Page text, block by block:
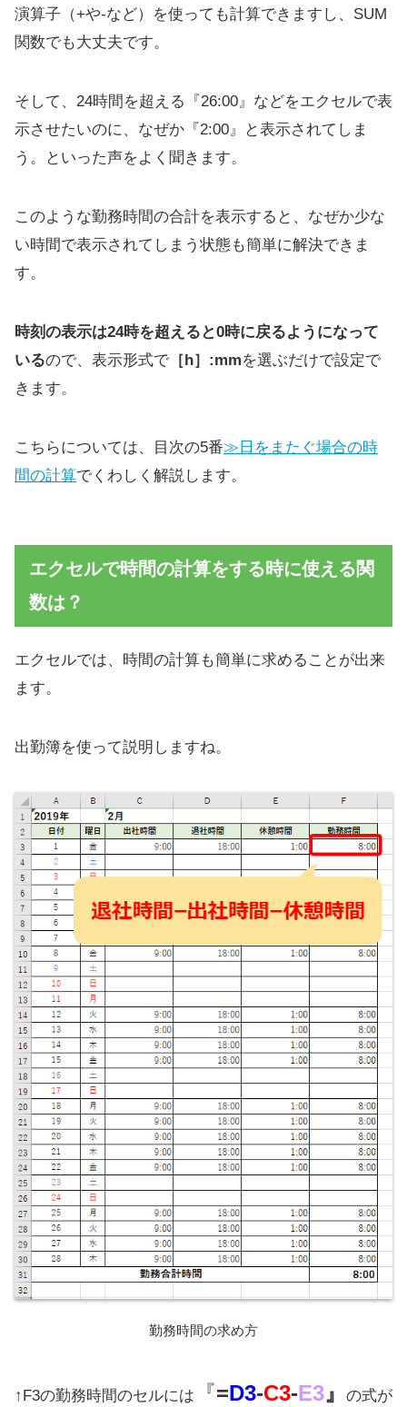
演算子（+や-など）を使っても計算できますし、SUM
関数でも大丈夫です。
そして、24時間を超える『26:00』などをエクセルで表
示させたいのに、なぜか『2:00』と表示されてしま
う。といった声をよく聞きます。
このような勤務時間の合計を表示すると、なぜか少な
い時間で表示されてしまう状態も簡単に解決できま
す。
時刻の表示は24時を超えると0時に戻るようになって
いるので、表示形式で ［h］:mmを選ぶだけで設定で
きます。
こちらについては、目次の5番≫日をまたぐ場合の時
間の計算でくわしく解説します。
エクセルで時間の計算をする時に使える関
数は？
エクセルでは、時間の計算も簡単に求めることが出来
ます。
出勤簿を使って説明しますね。
勤務時間の求め方
↑F3の勤務時間のセルには 『=D3-C3-E3』 の式が